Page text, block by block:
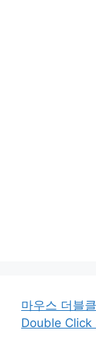
마우스 더블
Double Click